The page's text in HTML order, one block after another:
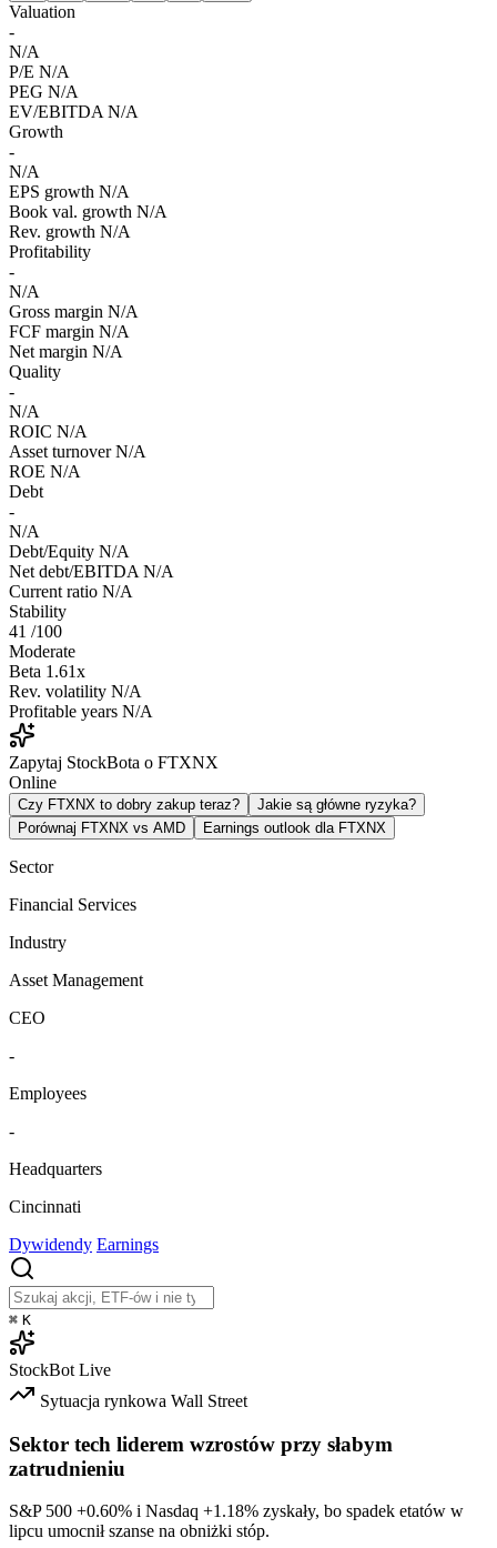
Valuation
-
N/A
P/E N/A
PEG N/A
EV/EBITDA N/A
Growth
-
N/A
EPS growth N/A
Book val. growth N/A
Rev. growth N/A
Profitability
-
N/A
Gross margin N/A
FCF margin N/A
Net margin N/A
Quality
-
N/A
ROIC N/A
Asset turnover N/A
ROE N/A
Debt
-
N/A
Debt/Equity N/A
Net debt/EBITDA N/A
Current ratio N/A
Stability
41 /100
Moderate
Beta 1.61x
Rev. volatility N/A
Profitable years N/A
Zapytaj StockBota o FTXNX
Online
Czy FTXNX to dobry zakup teraz?
Jakie są główne ryzyka?
Porównaj FTXNX vs AMD
Earnings outlook dla FTXNX
Sector
Financial Services
Industry
Asset Management
CEO
-
Employees
-
Headquarters
Cincinnati
Dywidendy Earnings
⌘ K
StockBot Live
Sytuacja rynkowa Wall Street
Sektor tech liderem wzrostów przy słabym
zatrudnieniu
S&P 500 +0.60% i Nasdaq +1.18% zyskały, bo spadek etatów w
lipcu umocnił szanse na obniżki stóp.